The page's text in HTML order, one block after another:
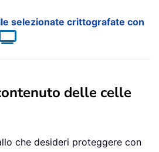
selezionate crittografate con
delle celle
che desideri proteggere con